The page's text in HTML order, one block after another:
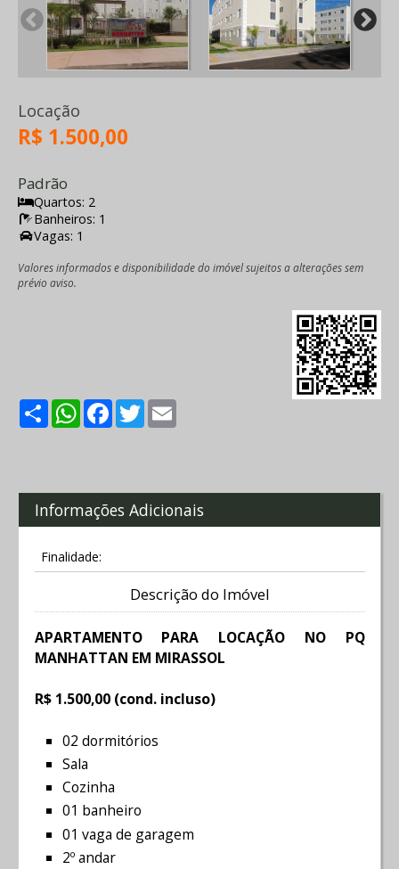
Locação
R$ 1.500,00
Padrão
Quartos: 2
Banheiros: 1
Vagas: 1
Valores informados e disponibilidade do imóvel sujeitos a alterações sem
prévio aviso.
ShareWhatsApp
Facebook
Twitter
Informações Adicionais
Finalidade:
Descrição do Imóvel
APARTAMENTO PARA LOCAÇÃO NO PQ
MANHATTAN EM MIRASSOL
R$ 1.500,00 (cond. incluso)
02 dormitórios
Sala
Cozinha
01 banheiro
01 vaga de garagem
2º andar